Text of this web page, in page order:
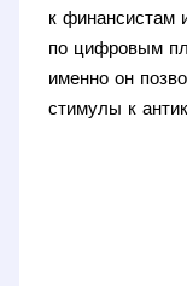
к финансистам
по цифровым
именно он
стимулы к